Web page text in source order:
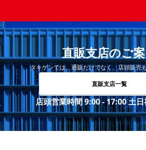
直販支店のご
タキゲンでは、通販だけでなく、店頭販売
直販支店一覧
店頭営業時間 9:00 - 17:00 土日